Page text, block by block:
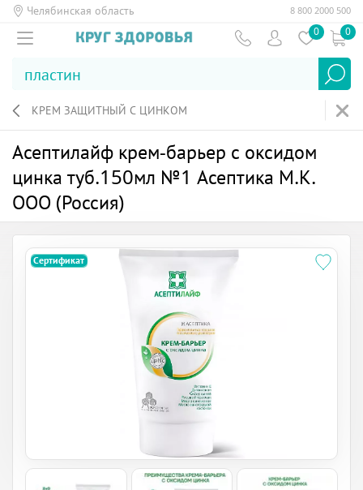
Челябинская область 8 800 2000 500
0 0
КРЕМ ЗАЩИТНЫЙ С ЦИНКОМ
Асептилайф крем-барьер с оксидом
цинка туб.150мл №1 Асептика М.К.
ООО (Россия)
Сертификат